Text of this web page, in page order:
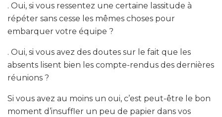
. Oui, si vous ressentez une certaine lassitude à
répéter sans cesse les mêmes choses pour
embarquer votre équipe ?
. Oui, si vous avez des doutes sur le fait que les
absents lisent bien les compte-rendus des dernières
réunions ?
Si vous avez au moins un oui, c’est peut-être le bon
moment d’insuffler un peu de papier dans vos